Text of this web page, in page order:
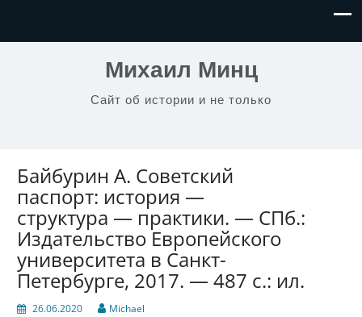
Михаил Минц
Сайт об истории и не только
Байбурин А. Советский
паспорт: история —
структура — практики. — СПб.:
Издательство Европейского
университета в Санкт-
Петербурге, 2017. — 487 с.: ил.
26.06.2020 Michael